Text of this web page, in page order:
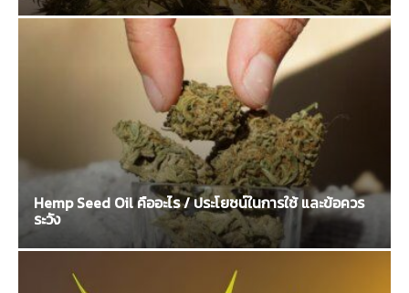
Hemp Seed Oil คืออะไร / ประโยชน์ในการใช้ และข้อควร
ระวัง